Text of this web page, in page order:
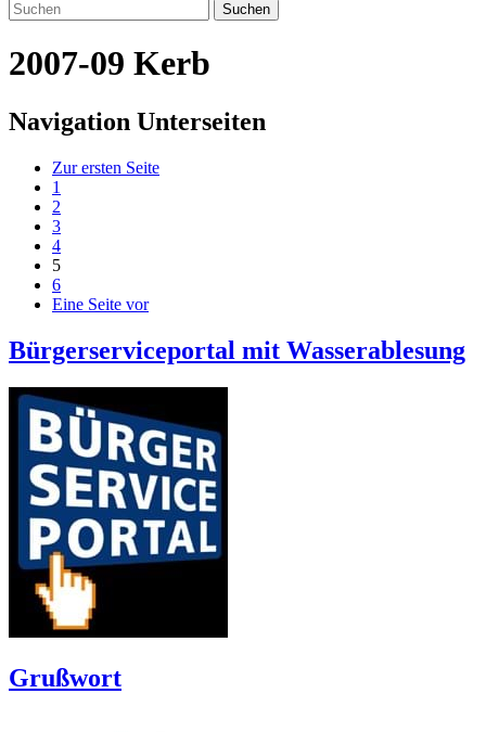
Suchen
2007-09 Kerb
Navigation Unterseiten
Zur ersten Seite
1
2
3
4
5
6
Eine Seite vor
Bürgerserviceportal mit Wasserablesung
Grußwort